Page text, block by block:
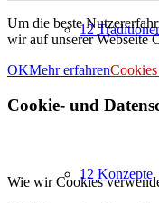
12
12 Konzepte
Um die beste
wir auf unserer Webseite
OKMehr erfahren
Cookie- und
Wie wir Cookies